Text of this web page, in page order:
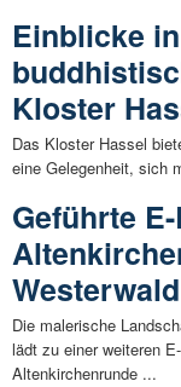
Einblicke
Kloster
Das Kloster Hassel
eine Gelegenheit, sich
Geführte
Westerwald
Die malerische
lädt zu einer weiteren
Altenkirchenrunde ...